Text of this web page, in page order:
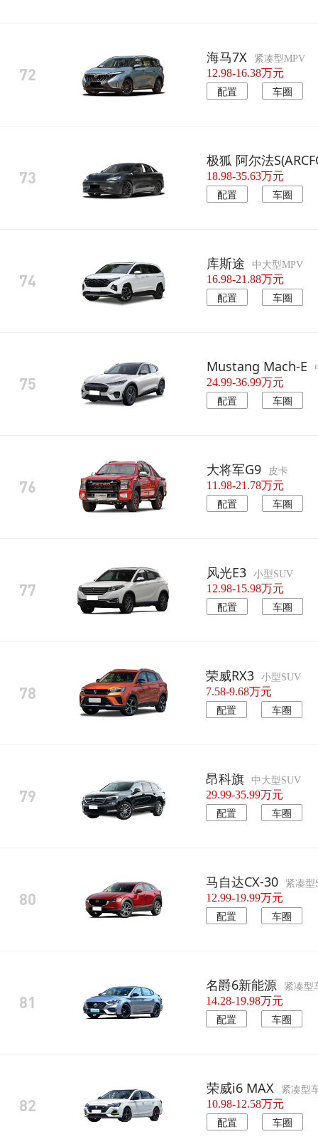
72
海马7X 紧凑型MPV
12.98-16.38万元
配置 车圈
73
极狐 阿尔法
18.98-35.63万元
配置 车圈
74
库斯途 中大型MPV
16.98-21.88万元
配置 车圈
75
Mustang Mach-E
24.99-36.99万元
配置 车圈
76
大将军G9 皮卡
11.98-21.78万元
配置 车圈
77
风光E3 小型SUV
12.98-15.98万元
配置 车圈
78
荣威RX3 小型SUV
7.58-9.68万元
配置 车圈
79
昂科旗 中大型SUV
29.99-35.99万元
配置 车圈
80
马自达CX-30 紧凑型
12.99-19.99万元
配置 车圈
81
名爵6新能源 紧凑型
14.28-19.98万元
配置 车圈
82
荣威i6 MAX 紧凑型
10.98-12.58万元
配置 车圈